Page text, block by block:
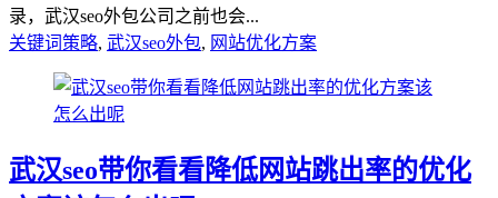
录，武汉seo外包公司之前也会...
关键词策略, 武汉seo外包, 网站优化方案
武汉seo带你看看降低网站跳出率的优化